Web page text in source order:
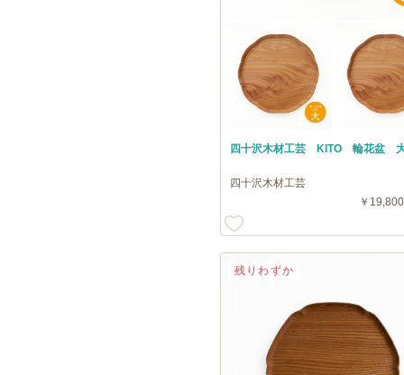
四十沢木材工芸 KITO 輪花盆
四十沢木材工芸
￥
残りわずか